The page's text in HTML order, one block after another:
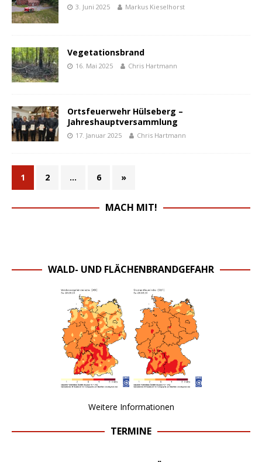
3. Juni 2025 Markus Kieselhorst
Vegetationsbrand
16. Mai 2025 Chris Hartmann
Ortsfeuerwehr Hülseberg –
Jahreshauptversammlung
17. Januar 2025 Chris Hartmann
1 2 … 6 »
MACH MIT!
WALD- UND FLÄCHENBRANDGEFAHR
Weitere Informationen
TERMINE